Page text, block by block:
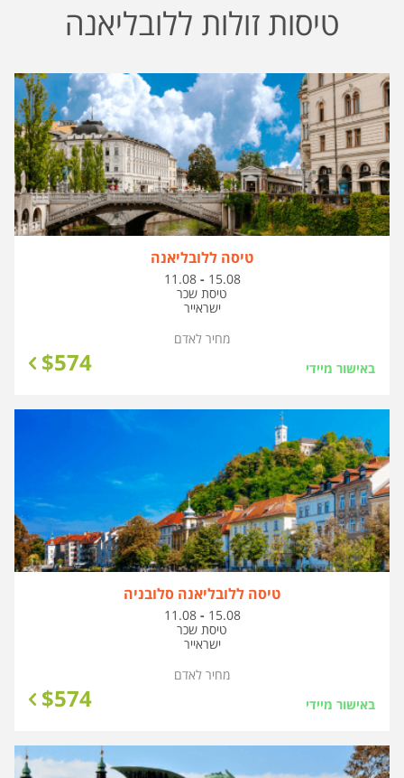
טיסות זולות ללובליאנה
טיסה ללובליאנה
בין
התאריכים,
11.08 - 15.08
טיסת שכר
ישראייר
באישור מיידי $574
מחיר לאדם
טיסה ללובליאנה סלובניה
בין
התאריכים,
11.08 - 15.08
טיסת שכר
ישראייר
באישור מיידי $574
מחיר לאדם